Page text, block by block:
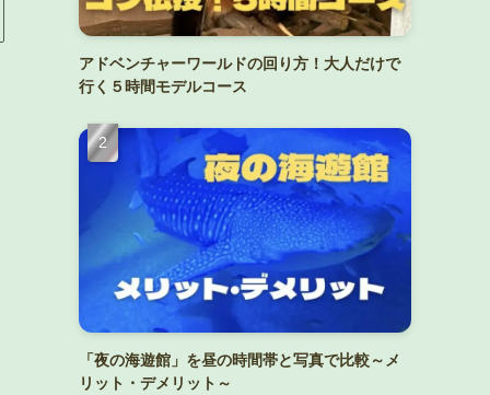
アドベンチャーワールドの回り方！大人だけで
行く５時間モデルコース
「夜の海遊館」を昼の時間帯と写真で比較～メ
リット・デメリット～